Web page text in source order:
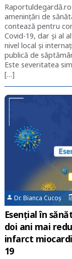
Raportuldegardă.ro
amenințări de
contează pentru
Covid-19, dar și al
nivel local și
publică de
Este severitatea
[…]
Dr. Bianca Cucoș
Esențial în
doi ani mai
infarct
19